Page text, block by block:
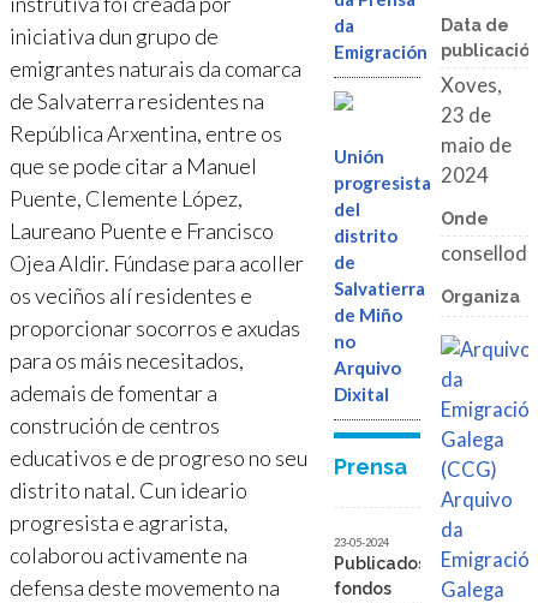
iniciativa dun grupo de
emigrantes naturais da comarca
de Salvaterra residentes na
República Arxentina, entre os
que se pode citar a Manuel
Puente, Clemente López,
Laureano Puente e Francisco
Ojea Aldir. Fúndase para acoller
os veciños alí residentes e
proporcionar socorros e axudas
para os máis necesitados,
ademais de fomentar a
construción de centros
educativos e de progreso no seu
distrito natal. Cun ideario
progresista e agrarista,
colaborou activamente na
defensa deste movemento na
da
Emigración
Unión
progresista
del
distrito
de
Salvatierra
de Miño
no
Arquivo
Dixital
Prensa
23-05-2024
Publicados
fondos
Data de
Xoves,
23 de
maio de
2024
Onde
Organiza
Arquivo
da
Galega